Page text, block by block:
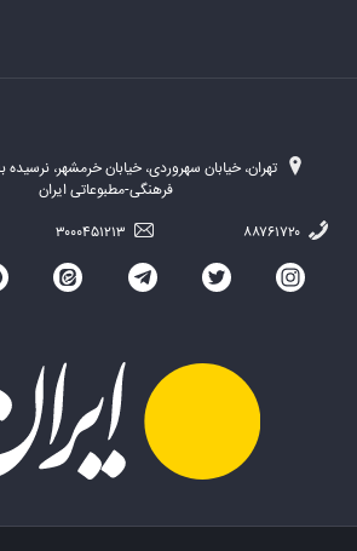
تهران، خیابان سهروردی، خیابان خرمشهر،
فرهنگی-مطبوعاتی ایران